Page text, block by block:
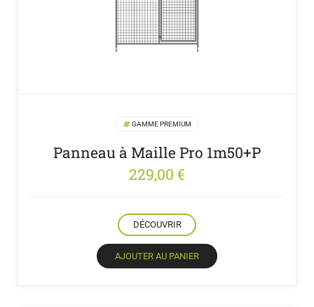
GAMME PREMIUM
Panneau à Maille Pro 1m50+P
229,00 €
DÉCOUVRIR
AJOUTER AU PANIER